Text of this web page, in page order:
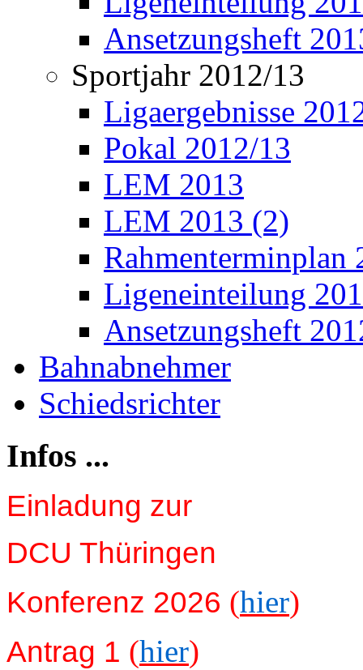
Ansetzungsheft
Sportjahr 2012/13
Ligaergebnisse
Pokal 2012/13
LEM 2013
LEM 2013 (2)
Rahmenterminplan
Ligeneinteilung
Ansetzungsheft
Bahnabnehmer
Schiedsrichter
Infos ...
Einladung zur
DCU Thüringen
Konferenz 2026 (hier)
Antrag 1 (hier)